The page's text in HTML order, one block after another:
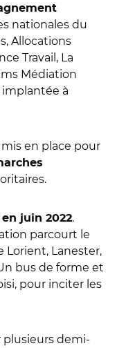
nationales du
Allocations
Travail, La
Médiation
à
en place pour
juin 2022.
parcourt le
Lorient, Lanester,
bus de forme et
pour inciter les
demi-